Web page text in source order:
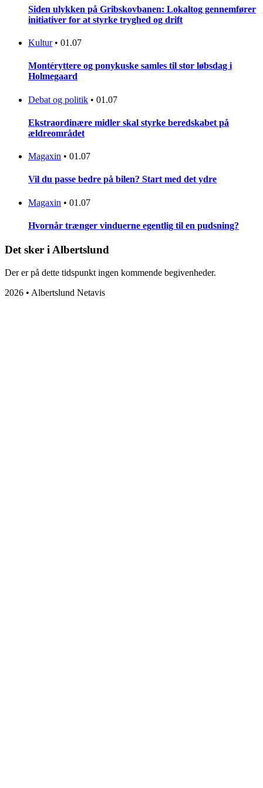
Siden ulykken på Gribskovbanen: Lokaltog gennemfører
initiativer for at styrke tryghed og drift
Kultur • 01.07
Montéryttere og ponykuske samles til stor løbsdag i
Holmegaard
Debat og politik • 01.07
Ekstraordinære midler skal styrke beredskabet på
ældreområdet
Magaxin • 01.07
Vil du passe bedre på bilen? Start med det ydre
Magaxin • 01.07
Hvornår trænger vinduerne egentlig til en pudsning?
Det sker i Albertslund
Der er på dette tidspunkt ingen kommende begivenheder.
2026 • Albertslund Netavis